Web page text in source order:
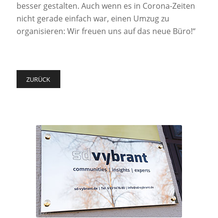
besser gestalten. Auch wenn es in Corona-Zeiten
nicht gerade einfach war, einen Umzug zu
organisieren: Wir freuen uns auf das neue Büro!“
ZURÜCK